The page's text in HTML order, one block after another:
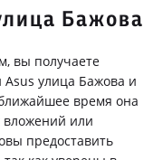
Бажова
вы получаете
улица Бажова и
время она
вложений или
предоставить